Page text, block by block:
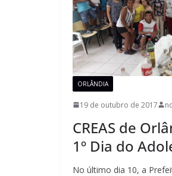
ORLÂNDIA
19 de outubro de 2017
CREAS de
1º Dia do
No último dia 10, a